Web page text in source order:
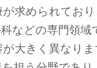
求められてお
などの専門領域
大きく異なり